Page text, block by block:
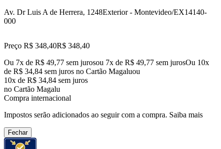
Av. Dr Luis A de Herrera, 1248Exterior - Montevideo/EX14140-
000
Preço R$ 348,40R$ 348,40
Ou 7x de R$ 49,77 sem jurosou 7x de R$ 49,77 sem jurosOu 10x
de R$ 34,84 sem juros no Cartão Magaluou
10x de R$ 34,84 sem juros
no Cartão Magalu
Compra internacional
Impostos serão adicionados ao seguir com a compra. Saiba mais
Fechar